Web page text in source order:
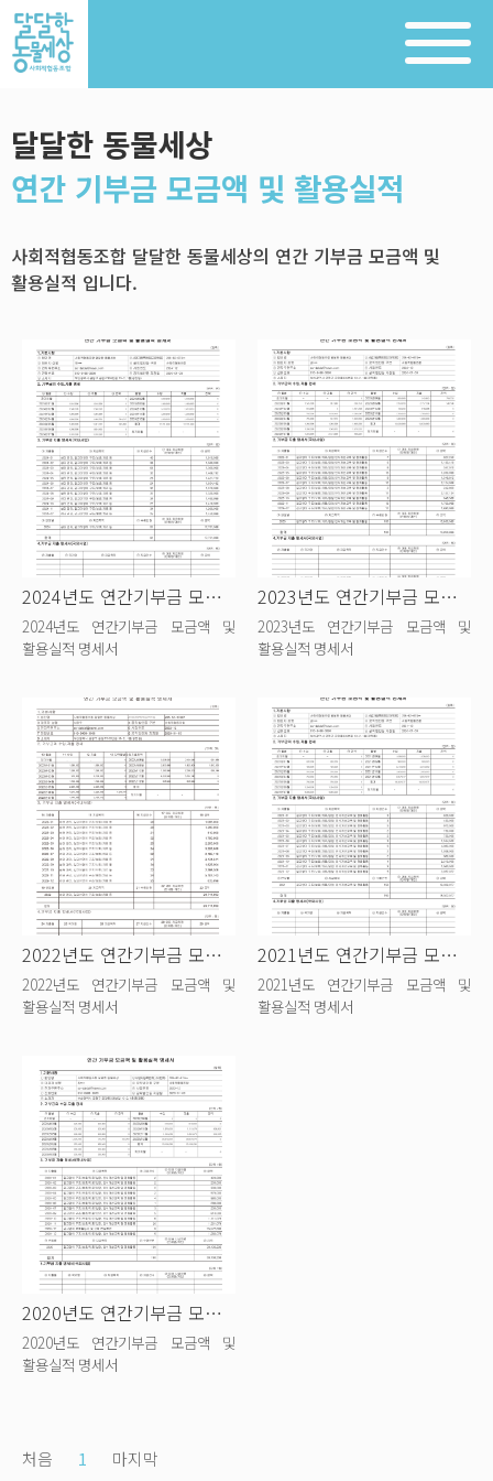
달달한 동물세상
연간 기부금 모금액 및 활용실적
사회적협동조합 달달한 동물세상의 연간 기부금 모금액 및
활용실적 입니다.
2024년도 연간기부금 모금액 및 활용실...
2024년도 연간기부금 모금액 및
활용실적 명세서
2023년도 연간기부금 모금액 및 활용실...
2023년도 연간기부금 모금액 및
활용실적 명세서
2022년도 연간기부금 모금액 및 활용실...
2022년도 연간기부금 모금액 및
활용실적 명세서
2021년도 연간기부금 모금액 및 활용실...
2021년도 연간기부금 모금액 및
활용실적 명세서
2020년도 연간기부금 모금액 및 활용실...
2020년도 연간기부금 모금액 및
활용실적 명세서
처음 1 마지막